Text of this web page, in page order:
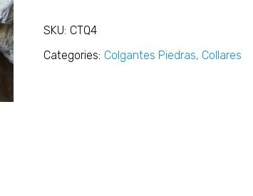
SKU: CTQ4
Categories: Colgantes Piedras, Collares